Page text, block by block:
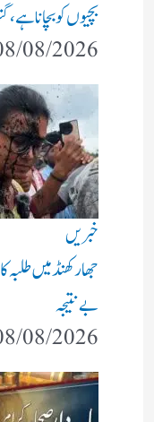
بچیوں کو بچانا ہے،
08/2026
خبریں
جھارکھنڈ میں
بے نتیجہ
08/2026